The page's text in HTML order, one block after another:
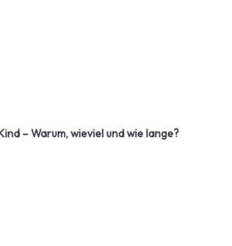
– Warum, wieviel und wie lange?